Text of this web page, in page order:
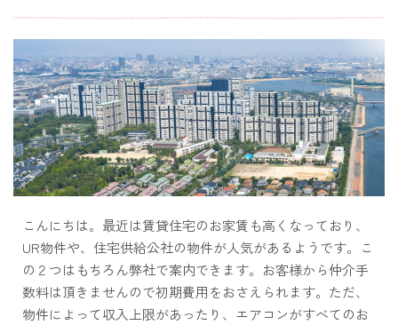
こんにちは。最近は賃貸住宅のお家賃も高くなっており、
UR物件や、住宅供給公社の物件が人気があるようです。こ
の２つはもちろん弊社で案内できます。お客様から仲介手
数料は頂きませんので初期費用をおさえられます。ただ、
物件によって収入上限があったり、エアコンがすべてのお